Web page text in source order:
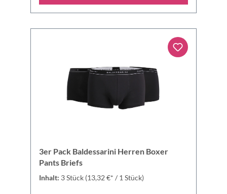
3er Pack Baldessarini Herren Boxer
Pants Briefs
Inhalt: 3 Stück (13,32 €* / 1 Stück)